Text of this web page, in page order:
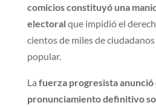
comicios constituyó una
electoralque impidió el
cientos de miles de
popular.
La fuerza progresista
pronunciamiento definitivo